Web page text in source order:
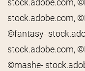
stock.adobe.com,
stock.adobe.com,
©fantasy-
stock.adobe.com,
©mashe-